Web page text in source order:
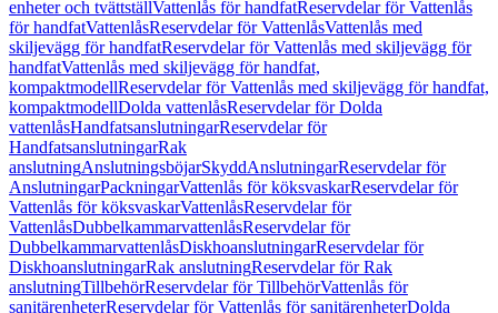
enheter och tvättställVattenlås för handfatReservdelar för Vattenlås
för handfatVattenlåsReservdelar för VattenlåsVattenlås med
skiljevägg för handfatReservdelar för Vattenlås med skiljevägg för
handfatVattenlås med skiljevägg för handfat,
kompaktmodellReservdelar för Vattenlås med skiljevägg för handfat,
kompaktmodellDolda vattenlåsReservdelar för Dolda
vattenlåsHandfatsanslutningarReservdelar för
HandfatsanslutningarRak
anslutningAnslutningsböjarSkyddAnslutningarReservdelar för
AnslutningarPackningarVattenlås för köksvaskarReservdelar för
Vattenlås för köksvaskarVattenlåsReservdelar för
VattenlåsDubbelkammarvattenlåsReservdelar för
DubbelkammarvattenlåsDiskhoanslutningarReservdelar för
DiskhoanslutningarRak anslutningReservdelar för Rak
anslutningTillbehörReservdelar för TillbehörVattenlås för
sanitärenheterReservdelar för Vattenlås för sanitärenheterDolda